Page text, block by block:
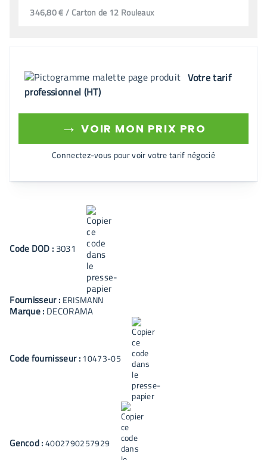
346,80 € / Carton de 12 Rouleaux
Votre tarif
professionnel (HT)
→ VOIR MON PRIX PRO
Connectez-vous pour voir votre tarif négocié
Code DOD : 3031
Fournisseur : ERISMANN
Marque : DECORAMA
Code fournisseur :10473-05
Gencod :4002790257929